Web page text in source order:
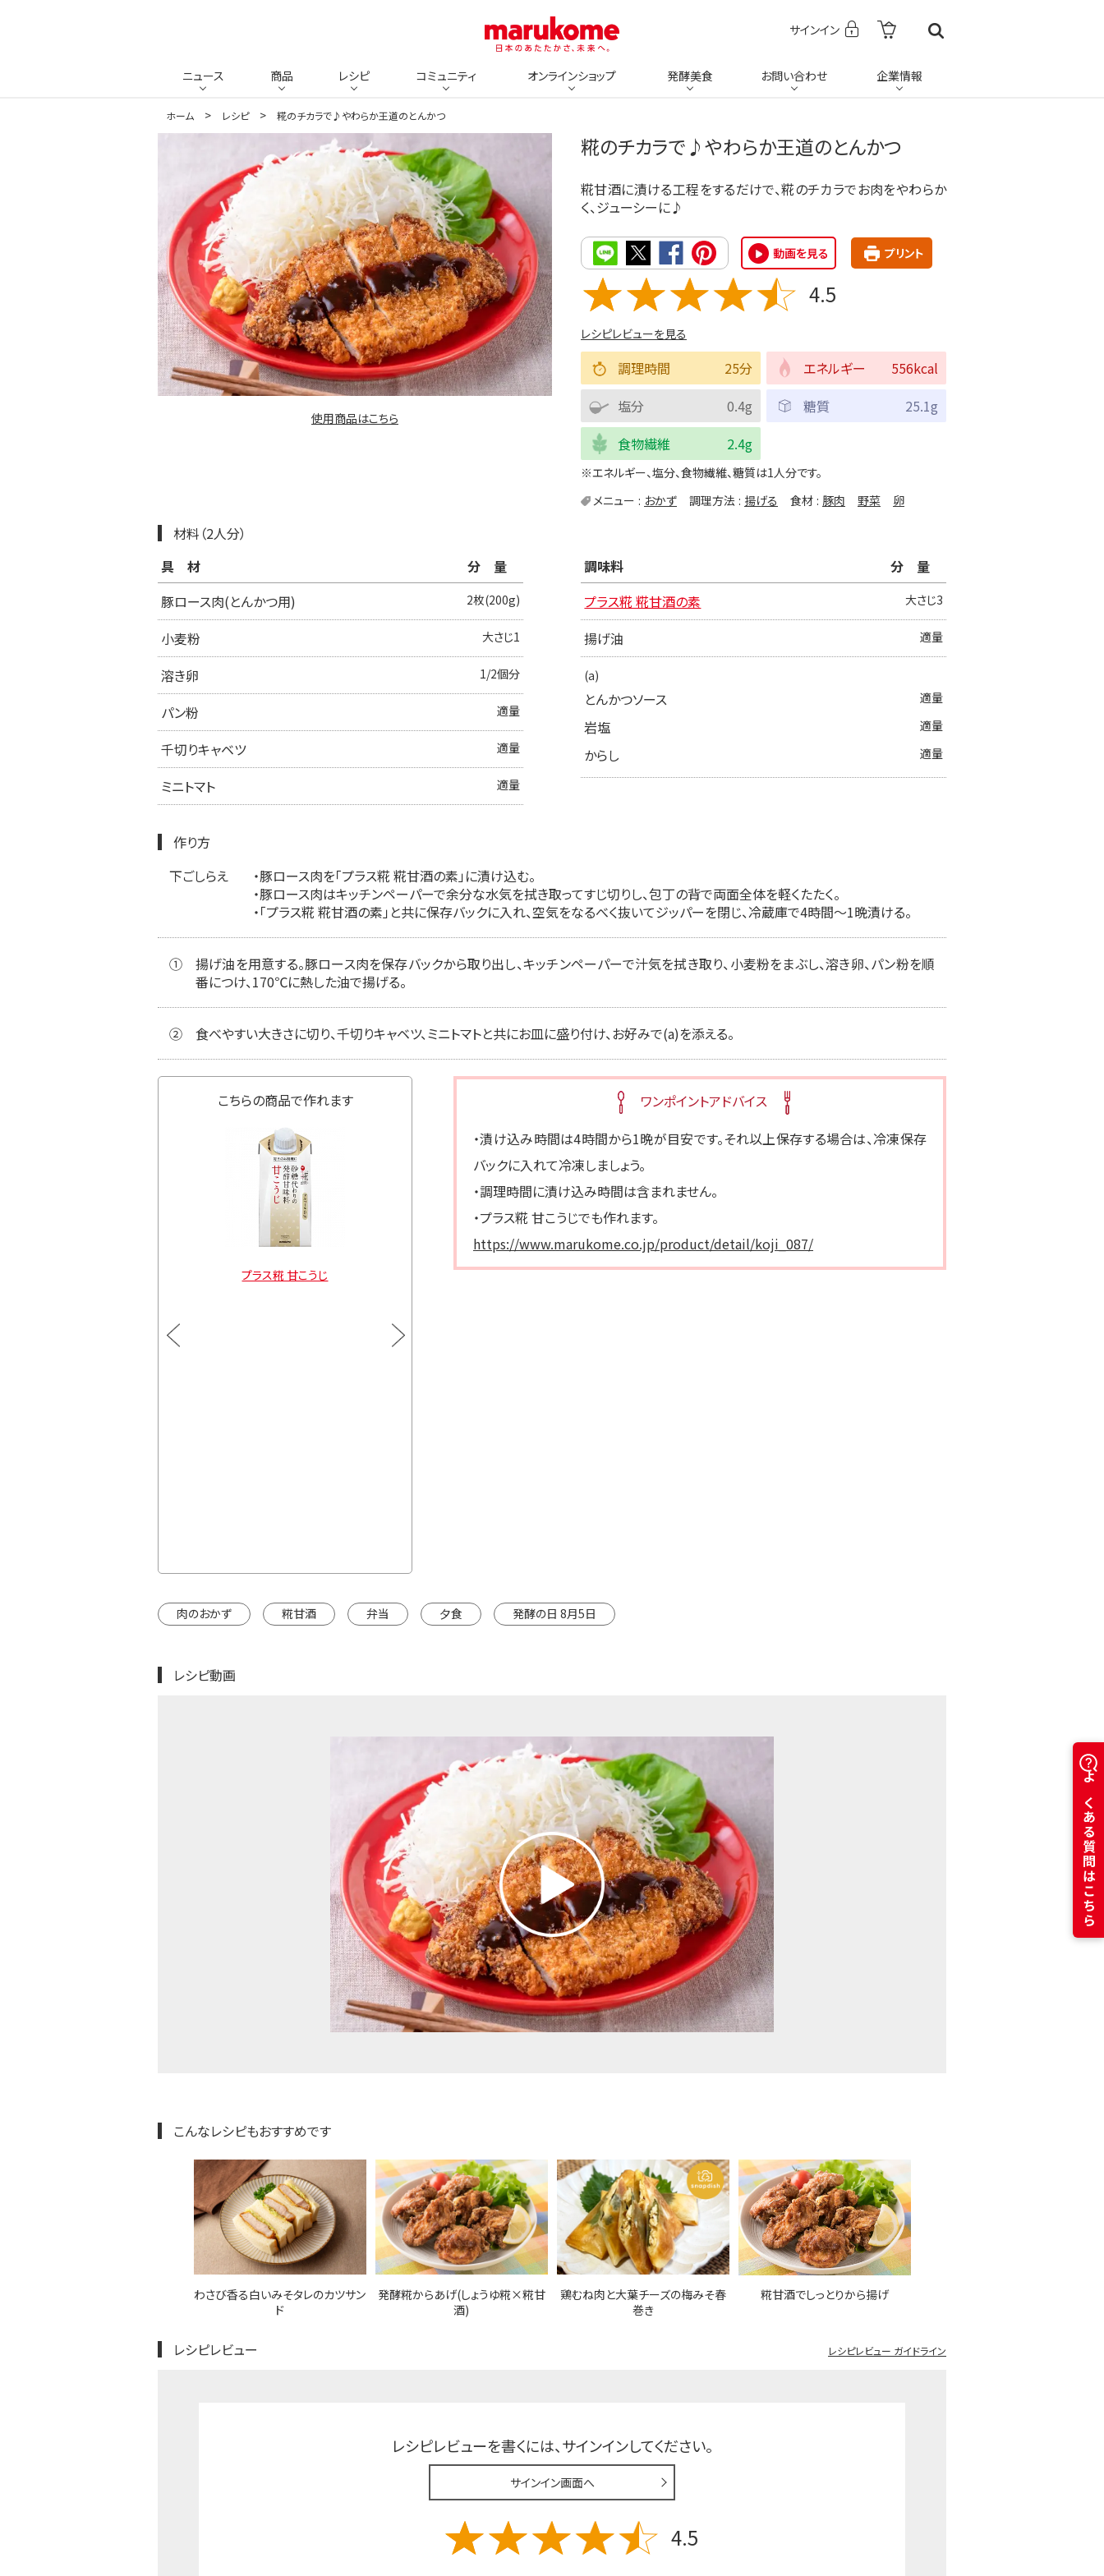
サインイン
ニュース 商品 レシピ コミュニティ オンラインショップ 発酵美食 お問い合わせ 企業情報
ホーム レシピ 糀のチカラで♪やわらか王道のとんかつ
使用商品はこちら
糀のチカラで♪やわらか王道のとんかつ
糀甘酒に漬ける工程をするだけで、糀のチカラでお肉をやわらか
く、ジューシーに♪
動画を見る プリント
4.5
レシピレビューを見る
調理時間 25分 エネルギー
556kcal
塩分
0.4g 糖質
25.1g
食物繊維
2.4g
※エネルギー、塩分、食物繊維、糖質は1人分です。
メニュー
おかず 調理方法 揚げる 食材 豚肉 野菜 卵
材料（2人分）
具材
分量
豚ロース肉(とんかつ用)
2枚(200g)
小麦粉 大さじ1
溶き卵 1/2個分
パン粉 適量
千切りキャベツ 適量
ミニトマト 適量
調味料
分量
プラス糀 糀甘酒の素
大さじ3
揚げ油 適量
(a)
とんかつソース 適量
岩塩 適量
からし 適量
作り方
下ごしらえ
・豚ロース肉を「プラス糀 糀甘酒の素」に漬け込む。
・豚ロース肉はキッチンペーパーで余分な水気を拭き取ってすじ切りし、包丁の背で両面全体を軽くたたく。
・「プラス糀 糀甘酒の素」と共に保存バックに入れ、空気をなるべく抜いてジッパーを閉じ、冷蔵庫で4時間〜1晩漬ける。
①
揚げ油を用意する。豚ロース肉を保存バックから取り出し、キッチンペーパーで汁気を拭き取り、小麦粉をまぶし、溶き卵、パン粉を順
番につけ、170℃に熱した油で揚げる。
② 食べやすい大きさに切り、千切りキャベツ、ミニトマトと共にお皿に盛り付け、お好みで(a)を添える。
ワンポイントアドバイス
・漬け込み時間は4時間から1晩が目安です。それ以上保存する場合は、冷凍保存
バックに入れて冷凍しましょう。
・調理時間に漬け込み時間は含まれません。
・プラス糀 甘こうじでも作れます。
https://www.marukome.co.jp/product/detail/koji_087/
こちらの商品で作れます
プラス糀 甘こうじ プラス糀 糀甘酒の素 プラス糀 甘こうじ
肉のおかず 糀甘酒 弁当 夕食 発酵の日 8月5日
レシピ動画
こんなレシピもおすすめです
わさび香る白いみそタレのカツサン
ド
発酵糀からあげ(しょうゆ糀×糀甘
酒)
鶏むね肉と大葉チーズの梅みそ春
巻き
糀甘酒でしっとりから揚げ
レシピレビュー レシピレビュー ガイドライン
レシピレビューを書くには、サインインしてください。
サインイン画面へ
4.5
よくある質問はこちら